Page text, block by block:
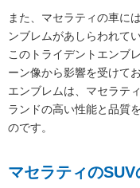
また、マセラティの車に
ンブレムがあしらわれてい
このトライデントエンブ
ーン像から影響を受けて
エンブレムは、マセラテ
ランドの高い性能と品質
のです。
マセラティのSUV